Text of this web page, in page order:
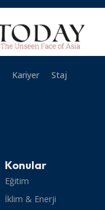
Kariyer
Staj
Konular
Eğitim
İklim & Enerji